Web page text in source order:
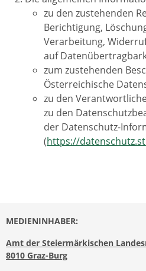
zu den zustehenden
Berichtigung,
Verarbeitung,
auf
zum zustehenden
Österreichische
zu den
zu den
der Datenschutz-
(https://
MEDIENINHABER:
Amt der Steiermärkischen
8010 Graz-Burg